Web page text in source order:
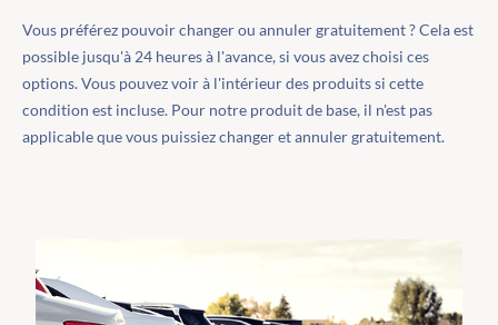
Vous préférez pouvoir changer ou annuler gratuitement ? Cela est
possible jusqu'à 24 heures à l'avance, si vous avez choisi ces
options. Vous pouvez voir à l'intérieur des produits si cette
condition est incluse. Pour notre produit de base, il n'est pas
applicable que vous puissiez changer et annuler gratuitement.